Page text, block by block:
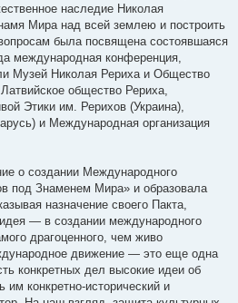
наследие Николая
Мира над всей землею и построить
была посвящена состоявшаяся
международная конференция,
Музей Николая Рериха и Общество
общество Рериха,
Этики им. Рерихов (Украина),
и Международная организация
о создании Международного
под Знаменем Мира» и образовала
назначение своего Пакта,
— в создании международного
драгоценного, чем живо
движение — это еще одна
конкретных дел высокие идеи об
им конкретно-исторический и